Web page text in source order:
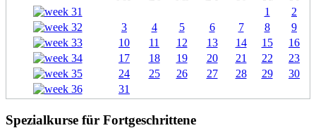
1
2
3
4 5 6 7 8
9
10
11 12 13 14 15
16
17
18 19 20 21 22
23
24
25 26 27 28 29
30
31
Spezialkurse für Fortgeschrittene